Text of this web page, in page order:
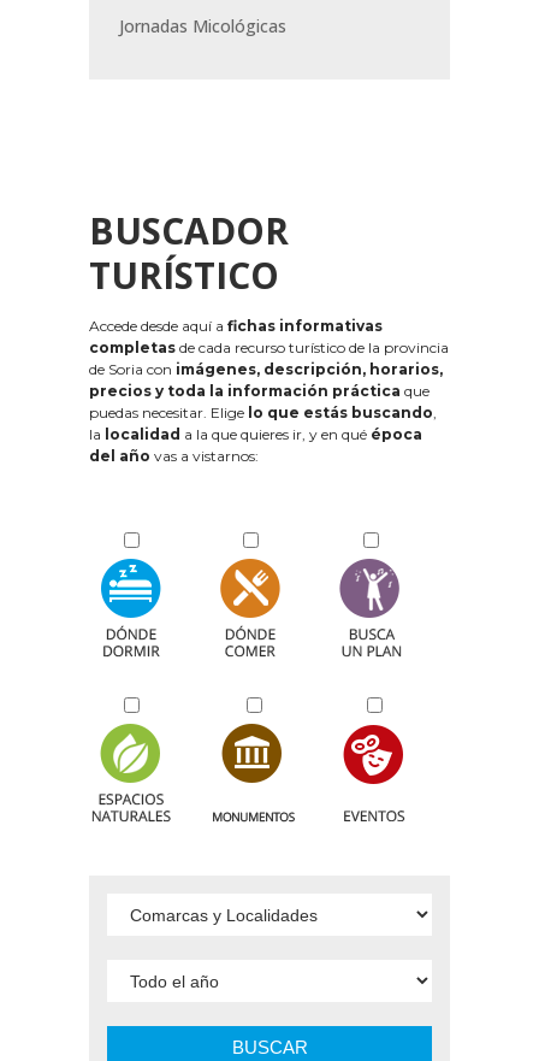
Jornadas Micológicas
BUSCADOR
TURÍSTICO
Accede desde aquí a fichas informativas
completas de cada recurso turístico de la provincia
de Soria con imágenes, descripción, horarios,
precios y toda la información práctica que
puedas necesitar. Elige lo que estás buscando,
la localidad a la que quieres ir, y en qué época
del año vas a vistarnos:
BUSCAR